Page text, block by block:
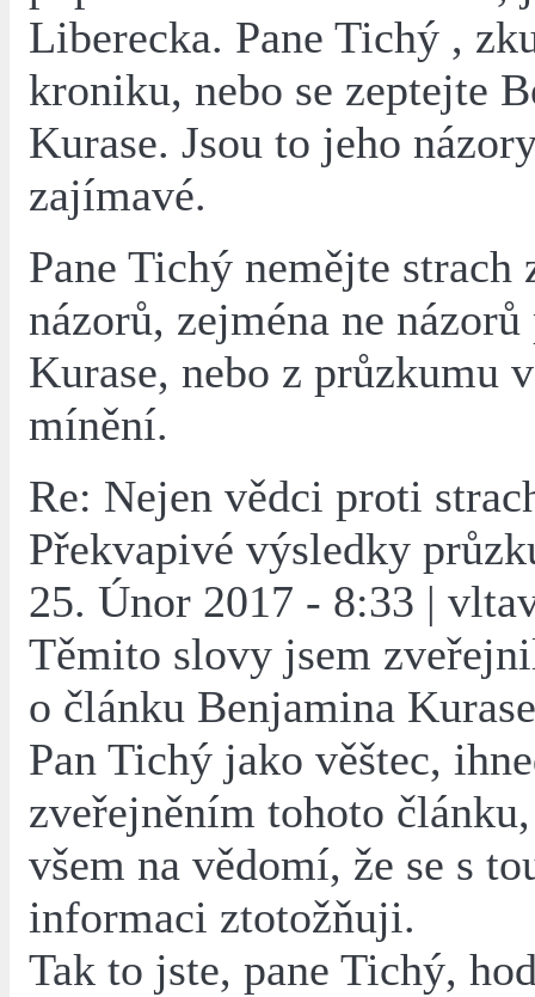
Liberecka. Pane Tichý ,
kroniku, nebo se zeptejte
Kurase. Jsou to jeho
zajímavé.
Pane Tichý nemějte strach
názorů, zejména ne názorů
Kurase, nebo z průzkumu
mínění.
Re: Nejen vědci proti
Překvapivé výsledky
25. Únor 2017 - 8:33 |
Těmito slovy jsem
o článku Benjamina
Pan Tichý jako věštec,
zveřejněním tohoto
všem na vědomí, že se s
informaci ztotožňuji.
Tak to jste, pane Tichý,